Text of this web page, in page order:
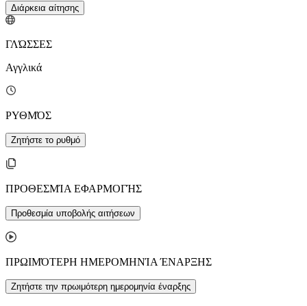
Διάρκεια αίτησης
ΓΛΏΣΣΕΣ
Αγγλικά
ΡΥΘΜΌΣ
Ζητήστε το ρυθμό
ΠΡΟΘΕΣΜΊΑ ΕΦΑΡΜΟΓΉΣ
Προθεσμία υποβολής αιτήσεων
ΠΡΩΙΜΌΤΕΡΗ ΗΜΕΡΟΜΗΝΊΑ ΈΝΑΡΞΗΣ
Ζητήστε την πρωιμότερη ημερομηνία έναρξης